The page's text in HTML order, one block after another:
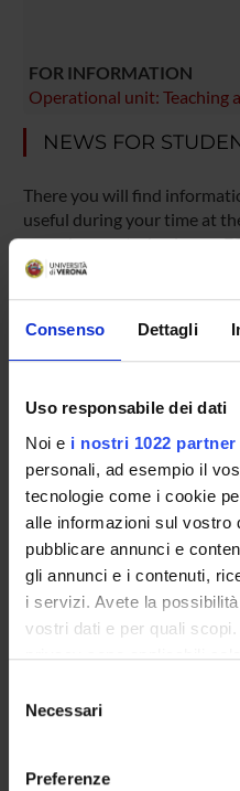
Consenso Dettagli
Uso responsabile dei dati
Noi e i nostri 1022 partner
personali, ad esempio il
tecnologie come i cookie
alle informazioni sul vostro
pubblicare annunci e
gli annunci e i contenuti,
i servizi. Avete la
vostri dati e per quali
privacy sono applicabili
modificare o revocare il
momento dalla
delNecessari
Preferenze
FOR INFORMATION
Operational unit: Teaching
NEWS FOR
There you will find
useful during your time at
record, your study plan on
courses, university email
to receive notification of all
and your secretariat via
MYUNIVR
Overview
Enrolment Procedures
Degree Programme
Courses
Notices
Governing bodies